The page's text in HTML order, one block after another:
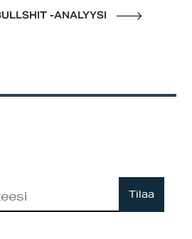
-ANALYYSI
Tilaa